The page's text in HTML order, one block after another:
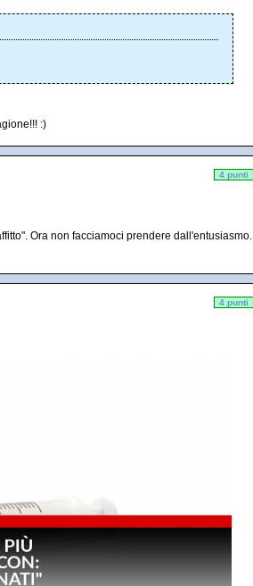
:)
4 punti
Ora non facciamoci prendere dall'entusiasmo.
4 punti